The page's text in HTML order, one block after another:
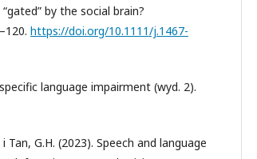
by the social brain?
https://doi.org/10.1111/j.1467-
language impairment (wyd. 2).
i Tan, G.H. (2023). Speech and language